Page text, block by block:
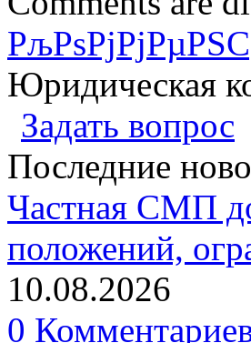
Юридическая
Задать вопрос
Последние
Частная СМП
положений,
10.08.2026
0